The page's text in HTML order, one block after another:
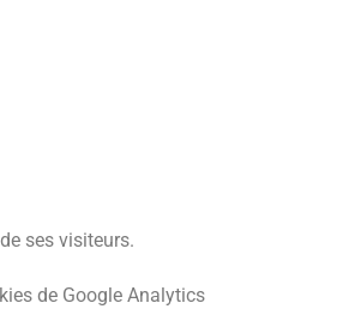
ses visiteurs.
de Google Analytics